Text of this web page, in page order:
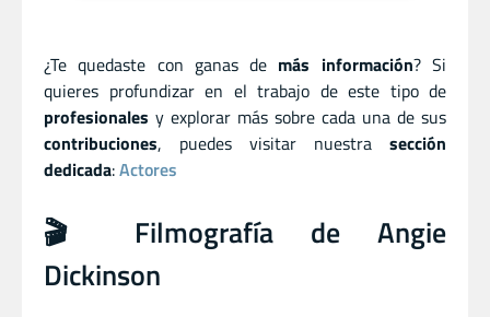
¿Te quedaste con ganas de más información? Si
quieres profundizar en el trabajo de este tipo de
profesionales y explorar más sobre cada una de sus
contribuciones, puedes visitar nuestra sección
dedicada:Actores
🎬 Filmografía de Angie
Dickinson